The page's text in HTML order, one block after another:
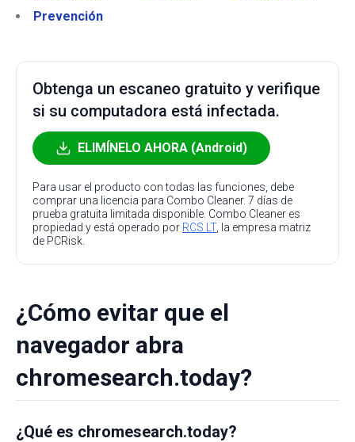
Prevención
Obtenga un escaneo gratuito y verifique
si su computadora está infectada.
ELIMÍNELO AHORA (Android)
Para usar el producto con todas las funciones, debe
comprar una licencia para Combo Cleaner. 7 días de
prueba gratuita limitada disponible. Combo Cleaner es
propiedad y está operado por RCS LT, la empresa matriz
de PCRisk.
¿Cómo evitar que el
navegador abra
chromesearch.today?
¿Qué es chromesearch.today?